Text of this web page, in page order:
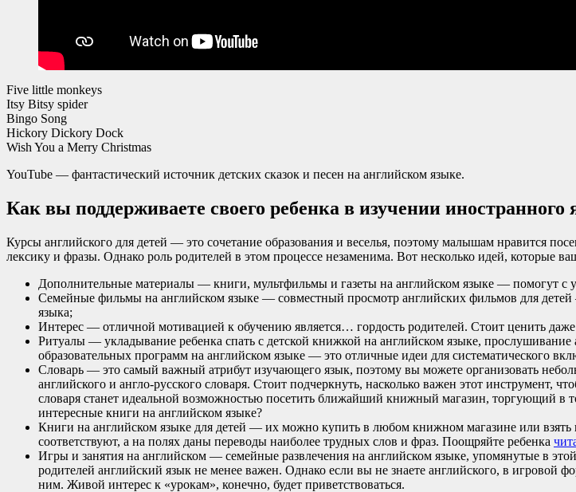
Five little monkeys
Itsy Bitsy spider
Bingo Song
Hickory Dickory Dock
Wish You a Merry Christmas
YouTube — фантастический источник детских сказок и песен на английском языке.
Как вы поддерживаете своего ребенка в изучении иностранного
Курсы английского для детей — это сочетание образования и веселья, поэтому малышам нравится
лексику и фразы. Однако роль родителей в этом процессе незаменима. Вот несколько идей, которые
Дополнительные материалы — книги, мультфильмы и газеты на английском языке — помогут с
Семейные фильмы на английском языке — совместный просмотр английских фильмов для
языка;
Интерес — отличной мотивацией к обучению является… гордость родителей. Стоит ценить
Ритуалы — укладывание ребенка спать с детской книжкой на английском языке,
образовательных программ на английском языке — это отличные идеи для систематического
Словарь — это самый важный атрибут изучающего язык, поэтому вы можете организовать
английского и англо-русского словаря. Стоит подчеркнуть, насколько важен этот
словаря станет идеальной возможностью посетить ближайший книжный магазин, торгующий в
интересные книги на английском языке?
Книги на английском языке для детей — их можно купить в любом книжном магазине или
соответствуют, а на полях даны переводы наиболее трудных слов и фраз. Поощряйте ребенка
Игры и занятия на английском — семейные развлечения на английском языке, упомянутые в
родителей английский язык не менее важен. Однако если вы не знаете английского, в игровой
ним. Живой интерес к «урокам», конечно, будет приветствоваться.